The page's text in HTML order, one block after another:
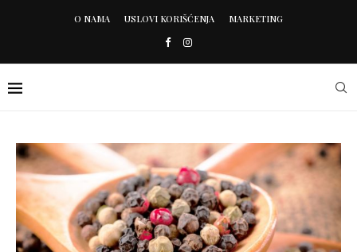
O NAMA USLOVI KORIŠĆENJA MARKETING